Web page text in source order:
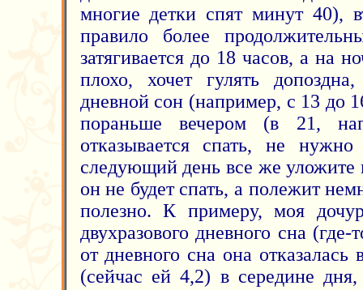
многие детки спят минут 40),
правило более
затягивается до 18 часов, а на
плохо, хочет гулять
дневной сон (например, с 13 до
пораньше вечером (в 21,
отказывается спать, не
следующий день все же уложите
он не будет спать, а полежит
полезно. К примеру, моя
двухразового дневного сна
от дневного сна она
(сейчас ей 4,2) в середине